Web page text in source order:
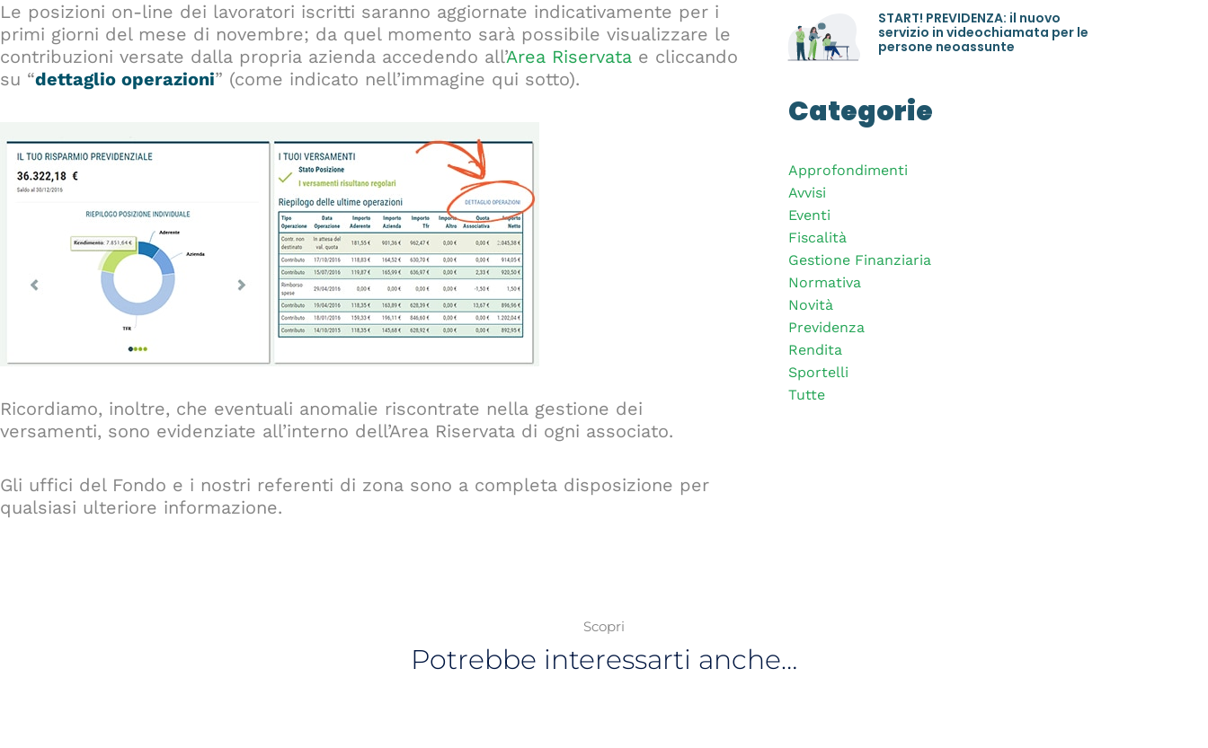
Le posizioni on-line dei lavoratori iscritti saranno aggiornate indicativamente per i
primi giorni del mese di novembre; da quel momento sarà possibile visualizzare le
contribuzioni versate dalla propria azienda accedendo all’Area Riservata e cliccando
su “dettaglio operazioni” (come indicato nell’immagine qui sotto).
Ricordiamo, inoltre, che eventuali anomalie riscontrate nella gestione dei
versamenti, sono evidenziate all’interno dell’Area Riservata di ogni associato.
Gli uffici del Fondo e i nostri referenti di zona sono a completa disposizione per
qualsiasi ulteriore informazione.
START! PREVIDENZA: il nuovo
servizio in videochiamata per le
persone neoassunte
Categorie
Approfondimenti
Avvisi
Eventi
Fiscalità
Gestione Finanziaria
Normativa
Novità
Previdenza
Rendita
Sportelli
Tutte
Scopri
Potrebbe interessarti anche…